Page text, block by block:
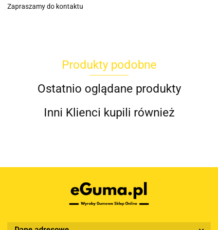
Zapraszamy do kontaktu
Produkty podobne
Ostatnio oglądane produkty
Inni Klienci kupili również